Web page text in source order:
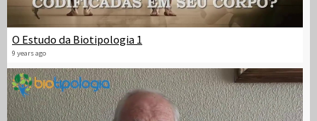
O Estudo da Biotipologia 1
9 years ago